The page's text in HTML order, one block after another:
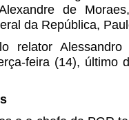
de
da República,
relator
feira (14), último